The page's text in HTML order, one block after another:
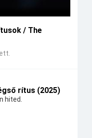
/ The
rítus (2025)
hited.